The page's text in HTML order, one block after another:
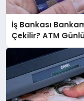
İş Bankası
Çekilir? ATM